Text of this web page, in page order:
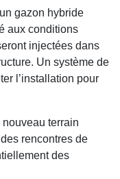
gazon hybride
aux conditions
injectées dans
Un système de
l’installation pour
terrain
rencontres de
des